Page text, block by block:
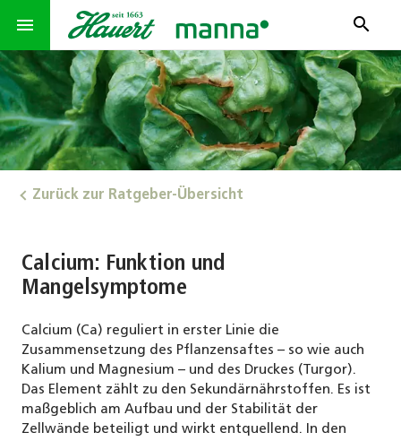
menu search
Zurück zur Ratgeber-Übersicht
Calcium: Funktion und
Mangelsymptome
Calcium (Ca) reguliert in erster Linie die
Zusammensetzung des Pflanzensaftes – so wie auch
Kalium und Magnesium – und des Druckes (Turgor).
Das Element zählt zu den Sekundärnährstoffen. Es ist
maßgeblich am Aufbau und der Stabilität der
Zellwände beteiligt und wirkt entquellend. In den